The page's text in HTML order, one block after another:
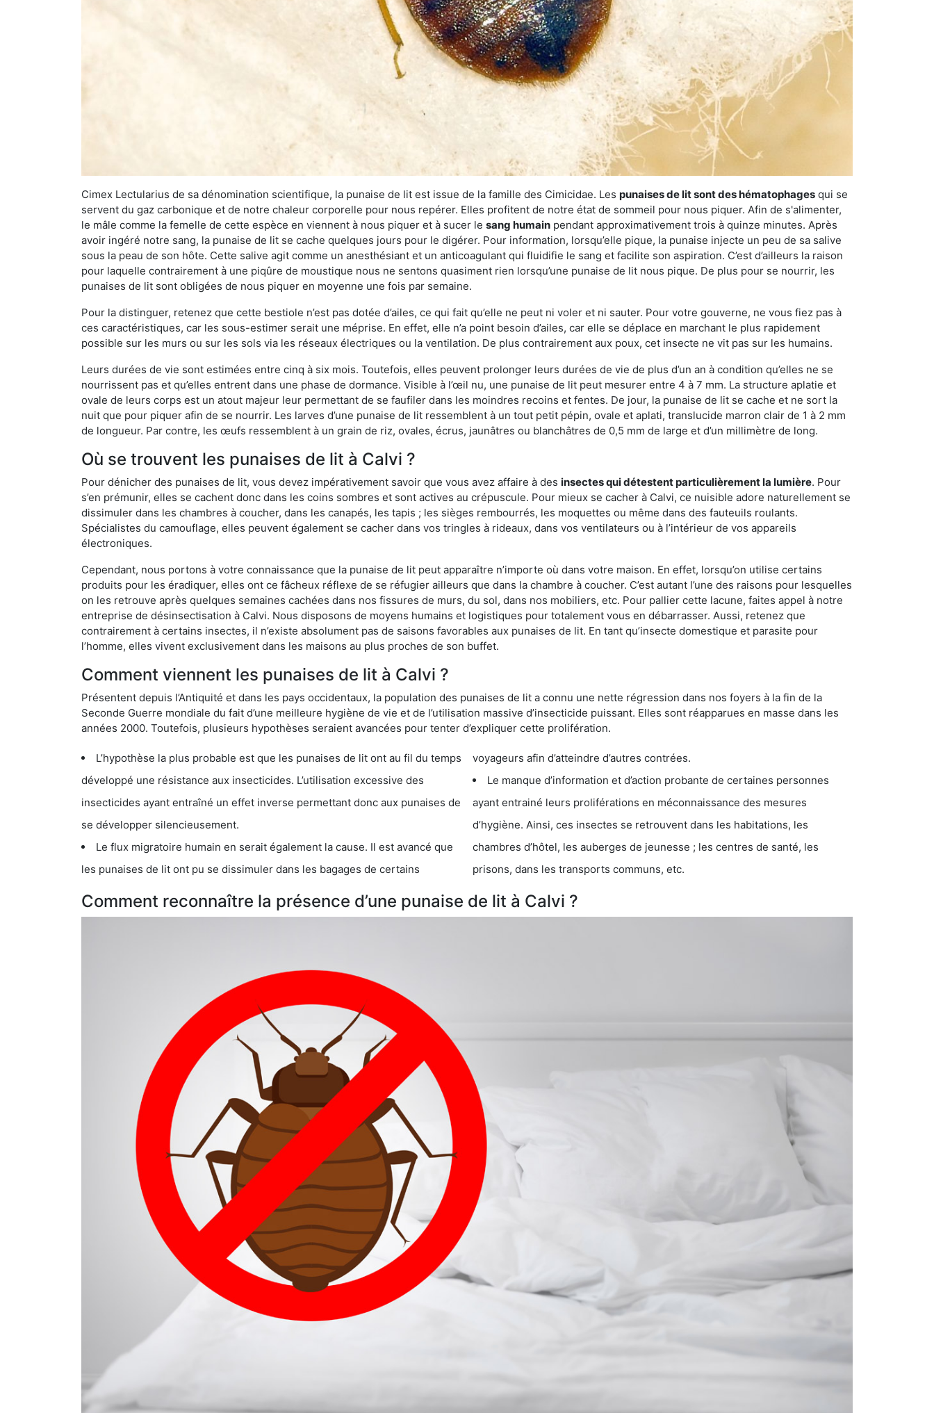
Cimex Lectularius de sa dénomination scientifique, la punaise de lit est issue de la famille des Cimicidae. Les punaises de lit sont des hématophages qui se
servent du gaz carbonique et de notre chaleur corporelle pour nous repérer. Elles profitent de notre état de sommeil pour nous piquer. Afin de s'alimenter,
le mâle comme la femelle de cette espèce en viennent à nous piquer et à sucer le sang humain pendant approximativement trois à quinze minutes. Après
avoir ingéré notre sang, la punaise de lit se cache quelques jours pour le digérer. Pour information, lorsqu’elle pique, la punaise injecte un peu de sa salive
sous la peau de son hôte. Cette salive agit comme un anesthésiant et un anticoagulant qui fluidifie le sang et facilite son aspiration. C’est d’ailleurs la raison
pour laquelle contrairement à une piqûre de moustique nous ne sentons quasiment rien lorsqu’une punaise de lit nous pique. De plus pour se nourrir, les
punaises de lit sont obligées de nous piquer en moyenne une fois par semaine.
Pour la distinguer, retenez que cette bestiole n’est pas dotée d’ailes, ce qui fait qu’elle ne peut ni voler et ni sauter. Pour votre gouverne, ne vous fiez pas à
ces caractéristiques, car les sous-estimer serait une méprise. En effet, elle n’a point besoin d’ailes, car elle se déplace en marchant le plus rapidement
possible sur les murs ou sur les sols via les réseaux électriques ou la ventilation. De plus contrairement aux poux, cet insecte ne vit pas sur les humains.
Leurs durées de vie sont estimées entre cinq à six mois. Toutefois, elles peuvent prolonger leurs durées de vie de plus d’un an à condition qu’elles ne se
nourrissent pas et qu’elles entrent dans une phase de dormance. Visible à l’œil nu, une punaise de lit peut mesurer entre 4 à 7 mm. La structure aplatie et
ovale de leurs corps est un atout majeur leur permettant de se faufiler dans les moindres recoins et fentes. De jour, la punaise de lit se cache et ne sort la
nuit que pour piquer afin de se nourrir. Les larves d’une punaise de lit ressemblent à un tout petit pépin, ovale et aplati, translucide marron clair de 1 à 2 mm
de longueur. Par contre, les œufs ressemblent à un grain de riz, ovales, écrus, jaunâtres ou blanchâtres de 0,5 mm de large et d’un millimètre de long.
Où se trouvent les punaises de lit à Calvi ?
Pour dénicher des punaises de lit, vous devez impérativement savoir que vous avez affaire à des insectes qui détestent particulièrement la lumière. Pour
s’en prémunir, elles se cachent donc dans les coins sombres et sont actives au crépuscule. Pour mieux se cacher à Calvi, ce nuisible adore naturellement se
dissimuler dans les chambres à coucher, dans les canapés, les tapis ; les sièges rembourrés, les moquettes ou même dans des fauteuils roulants.
Spécialistes du camouflage, elles peuvent également se cacher dans vos tringles à rideaux, dans vos ventilateurs ou à l’intérieur de vos appareils
électroniques.
Cependant, nous portons à votre connaissance que la punaise de lit peut apparaître n’importe où dans votre maison. En effet, lorsqu’on utilise certains
produits pour les éradiquer, elles ont ce fâcheux réflexe de se réfugier ailleurs que dans la chambre à coucher. C’est autant l’une des raisons pour lesquelles
on les retrouve après quelques semaines cachées dans nos fissures de murs, du sol, dans nos mobiliers, etc. Pour pallier cette lacune, faites appel à notre
entreprise de désinsectisation à Calvi. Nous disposons de moyens humains et logistiques pour totalement vous en débarrasser. Aussi, retenez que
contrairement à certains insectes, il n’existe absolument pas de saisons favorables aux punaises de lit. En tant qu’insecte domestique et parasite pour
l’homme, elles vivent exclusivement dans les maisons au plus proches de son buffet.
Comment viennent les punaises de lit à Calvi ?
Présentent depuis l’Antiquité et dans les pays occidentaux, la population des punaises de lit a connu une nette régression dans nos foyers à la fin de la
Seconde Guerre mondiale du fait d’une meilleure hygiène de vie et de l’utilisation massive d’insecticide puissant. Elles sont réapparues en masse dans les
années 2000. Toutefois, plusieurs hypothèses seraient avancées pour tenter d’expliquer cette prolifération.
L’hypothèse la plus probable est que les punaises de lit ont au fil du temps
développé une résistance aux insecticides. L’utilisation excessive des
insecticides ayant entraîné un effet inverse permettant donc aux punaises de
se développer silencieusement.
Le flux migratoire humain en serait également la cause. Il est avancé que
les punaises de lit ont pu se dissimuler dans les bagages de certains
voyageurs afin d’atteindre d’autres contrées.
Le manque d’information et d’action probante de certaines personnes
ayant entrainé leurs proliférations en méconnaissance des mesures
d’hygiène. Ainsi, ces insectes se retrouvent dans les habitations, les
chambres d’hôtel, les auberges de jeunesse ; les centres de santé, les
prisons, dans les transports communs, etc.
Comment reconnaître la présence d’une punaise de lit à Calvi ?